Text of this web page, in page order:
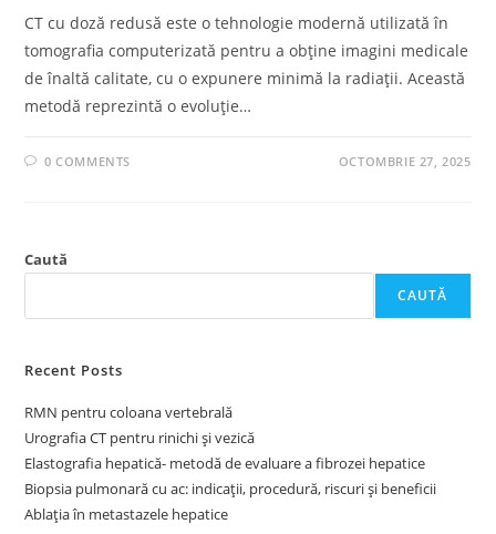
CT cu doză redusă este o tehnologie modernă utilizată în
tomografia computerizată pentru a obține imagini medicale
de înaltă calitate, cu o expunere minimă la radiații. Această
metodă reprezintă o evoluție…
0 COMMENTS OCTOMBRIE 27, 2025
Caută
CAUTĂ
Recent Posts
RMN pentru coloana vertebrală
Urografia CT pentru rinichi și vezică
Elastografia hepatică- metodă de evaluare a fibrozei hepatice
Biopsia pulmonară cu ac: indicații, procedură, riscuri și beneficii
Ablația în metastazele hepatice